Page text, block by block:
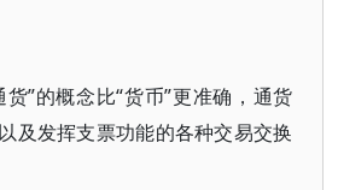
货”的概念比“货币”更准确，通货
及发挥支票功能的各种交易交换